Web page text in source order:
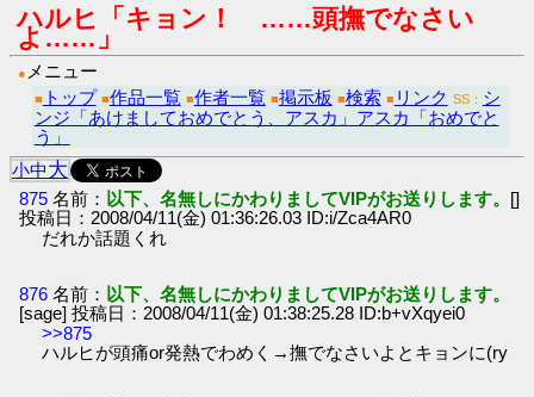
ハルヒ「キョン！ ……頭撫でなさい
よ……」
● メニュー
■ トップ ■作品一覧 ■作者一覧 ■掲示板 ■検索 ■ リンク SS： シ
ンジ「あけましておめでとう、アスカ」アスカ「おめでと
う」
小中大
875 名前： 以下、名無しにかわりましてVIPがお送りします。 []
投稿日：2008/04/11(金) 01:36:26.03 ID:i/Zca4AR0
だれか話題くれ
876 名前： 以下、名無しにかわりましてVIPがお送りします。
[sage] 投稿日：2008/04/11(金) 01:38:25.28 ID:b+vXqyei0
>>875
ハルヒが頭痛or発熱でわめく→撫でなさいよとキョンに(ry